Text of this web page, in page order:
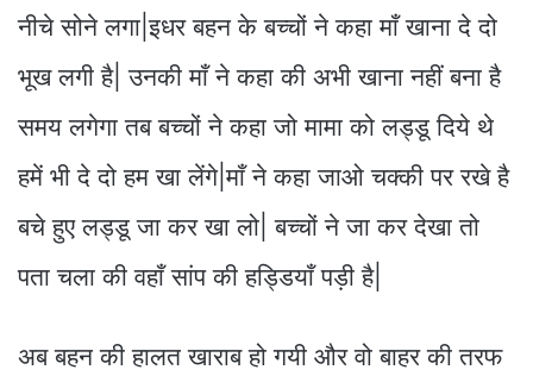
नीचे सोने लगा|इधर बहन के बच्चों ने कहा माँ खाना दे दो
भूख लगी है| उनकी माँ ने कहा की अभी खाना नहीं बना है
समय लगेगा तब बच्चों ने कहा जो मामा को लड्डू दिये थे
हमें भी दे दो हम खा लेंगे|माँ ने कहा जाओ चक्की पर रखे है
बचे हुए लड्डू जा कर खा लो| बच्चों ने जा कर देखा तो
पता चला की वहाँ सांप की हड्डियाँ पड़ी है|
अब बहन की हालत खाराब हो गयी और वो बाहर की तरफ